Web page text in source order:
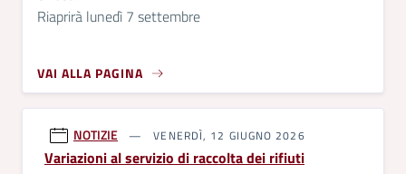
Riaprirà lunedì 7 settembre
VAI ALLA PAGINA
NOTIZIE VENERDÌ, 12 GIUGNO 2026
Variazioni al servizio di raccolta dei rifiuti